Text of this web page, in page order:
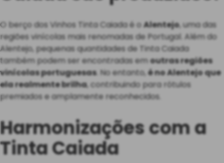
O berço dos Vinhos Tinta Caiada é oAlentejo, uma das
regiões vinícolas mais renomadas de Portugal. Além do
Alentejo, pequenas quantidades de Tinta Caiada
também podem ser encontradas emoutras regiões
vinícolas portuguesas. No entanto,é no Alentejo que
ela realmente brilha, contribuindo para rótulos
premiados e amplamente reconhecidos.
Harmonizações com a
Tinta Caiada